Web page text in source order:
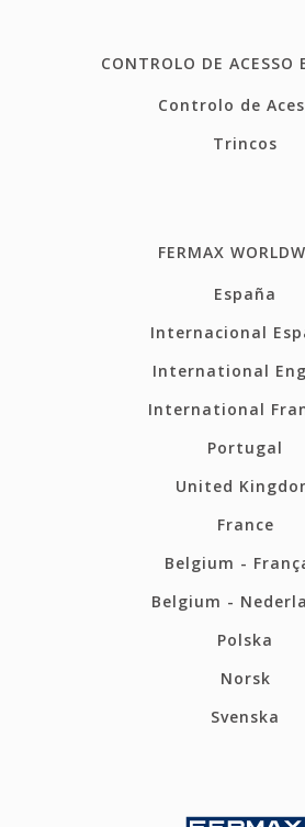
CONTROLO DE ACESSO
Controlo de
Trincos
FERMAX
España
Internacional
International
International
Portugal
United
France
Belgium -
Belgium -
Polska
Norsk
Svenska